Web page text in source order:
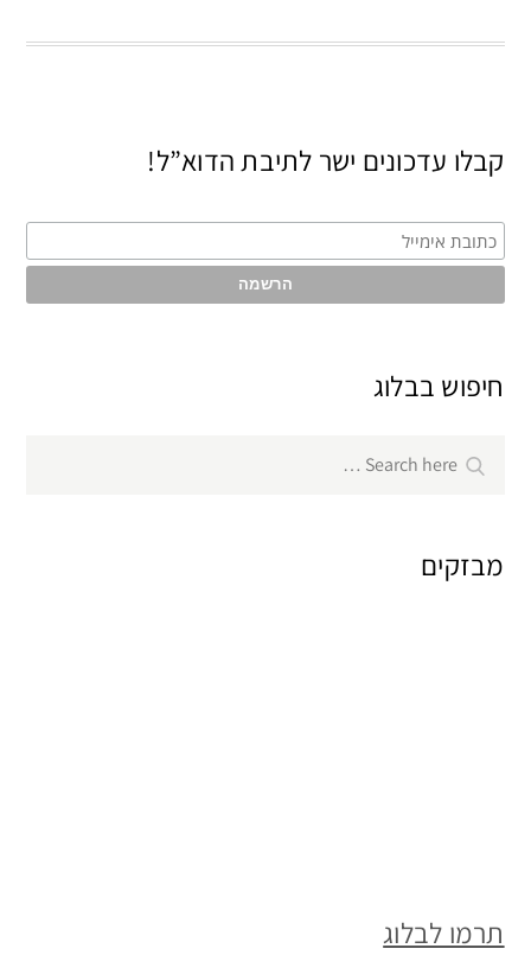
קבלו עדכונים ישר לתיבת הדוא”ל!
חיפוש בבלוג
for:
Search
מבזקים
תרמו לבלוג